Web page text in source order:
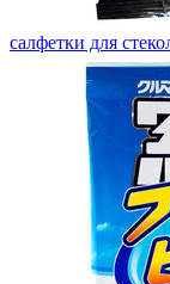
салфетки для